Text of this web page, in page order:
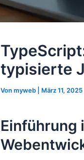
typisierte
Von myweb März 11, 2025
Einführung